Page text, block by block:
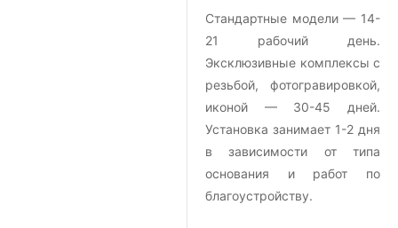
Стандартные модели — 14-
21 рабочий день.
Эксклюзивные комплексы с
резьбой, фотогравировкой,
иконой — 30-45 дней.
Установка занимает 1-2 дня
в зависимости от типа
основания и работ по
благоустройству.